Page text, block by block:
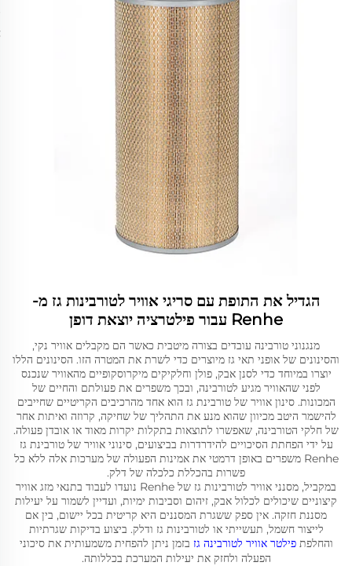
הגדיל את התופת עם סריגי אוויר לטורבינות גז מ-
Renhe עבור פילטרציה יוצאת דופן
מנגנוני טורבינה עובדים בצורה מיטבית כאשר הם מקבלים אוויר נקי,
והסינונים של אופני תאי גז מיוצרים כדי לשרת את המטרה הזו. הסינונים הללו
יוצרו במיוחד כדי לסנן אבק, פולן וחלקיקים מיקרוסקופיים מהאוויר שנכנס
לפני שהאוויר מגיע לטורבינה, ובכך משפרים את פעולתם והחיים של
המכונות. סינון אוויר של טורבינת גז הוא אחד מהרכיבים הקריטיים שחייבים
להישמר היטב מכיוון שהוא מנע את התהליך של שחיקה, קרוזה ואיתות אחר
של חלקי הטורבינה, שאפשרו לתוצאות בתקלות יקרות מאוד או אובדן פעולה.
על ידי הפחתת הסיכויים להידרדרות בביצועים, סינוני אוויר של טורבינת גז
Renhe משפרים באופן דרמטי את אמינות הפעולה של מערכות אלה ללא כל
פשרות בהכללת כלכלה של דלק.
במקביל, מסנני אוויר לטורבינות גז של Renhe נועדו לעבוד בתנאי מזג אוויר
קיצוניים שיכולים לכלול אבק, זיהום וסביבות ימיות, ועדיין לשמור על יעילות
מסננת חזקה. אין ספק ששגרת המסננים היא קריטית בכל יישום, בין אם
לייצור חשמל, תעשייתי או לטורבינות גז ודלק. ביצוע בדיקות שגרתיות
והחלפתפילטר אוויר לטורבינה גז בזמן ניתן להפחית משמעותית את סיכוני
הפעלה ולחזק את יעילות המערכת בכללותה.